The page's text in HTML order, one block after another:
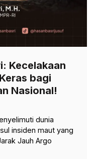
Kecelakaan
bagi
Nasional!
dunia
insiden maut yang
Jauh Argo